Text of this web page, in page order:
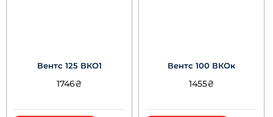
Вентс 125 ВКО1
1746₴
Вентс 100 ВКОк
1455₴